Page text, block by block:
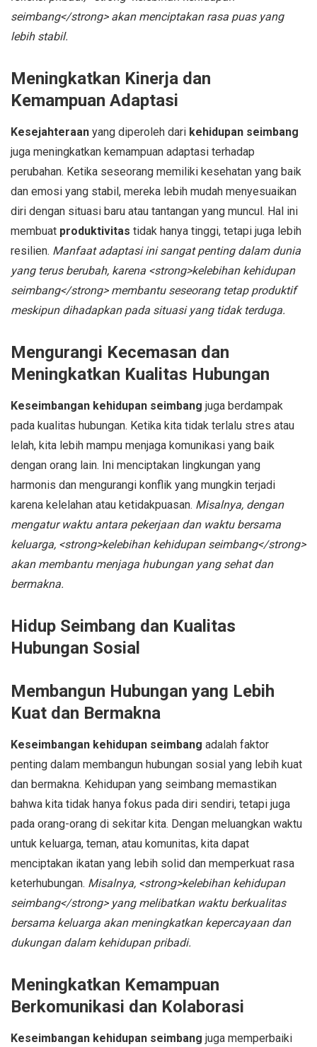
seimbang</strong> akan menciptakan rasa puas yang
lebih stabil.
Meningkatkan Kinerja dan
Kemampuan Adaptasi
Kesejahteraan yang diperoleh dari kehidupan seimbang
juga meningkatkan kemampuan adaptasi terhadap
perubahan. Ketika seseorang memiliki kesehatan yang baik
dan emosi yang stabil, mereka lebih mudah menyesuaikan
diri dengan situasi baru atau tantangan yang muncul. Hal ini
membuat produktivitas tidak hanya tinggi, tetapi juga lebih
resilien. Manfaat adaptasi ini sangat penting dalam dunia
yang terus berubah, karena <strong>kelebihan kehidupan
seimbang</strong> membantu seseorang tetap produktif
meskipun dihadapkan pada situasi yang tidak terduga.
Mengurangi Kecemasan dan
Meningkatkan Kualitas Hubungan
Keseimbangan kehidupan seimbang juga berdampak
pada kualitas hubungan. Ketika kita tidak terlalu stres atau
lelah, kita lebih mampu menjaga komunikasi yang baik
dengan orang lain. Ini menciptakan lingkungan yang
harmonis dan mengurangi konflik yang mungkin terjadi
karena kelelahan atau ketidakpuasan. Misalnya, dengan
mengatur waktu antara pekerjaan dan waktu bersama
keluarga, <strong>kelebihan kehidupan seimbang</strong>
akan membantu menjaga hubungan yang sehat dan
bermakna.
Hidup Seimbang dan Kualitas
Hubungan Sosial
Membangun Hubungan yang Lebih
Kuat dan Bermakna
Keseimbangan kehidupan seimbang adalah faktor
penting dalam membangun hubungan sosial yang lebih kuat
dan bermakna. Kehidupan yang seimbang memastikan
bahwa kita tidak hanya fokus pada diri sendiri, tetapi juga
pada orang-orang di sekitar kita. Dengan meluangkan waktu
untuk keluarga, teman, atau komunitas, kita dapat
menciptakan ikatan yang lebih solid dan memperkuat rasa
keterhubungan. Misalnya, <strong>kelebihan kehidupan
seimbang</strong> yang melibatkan waktu berkualitas
bersama keluarga akan meningkatkan kepercayaan dan
dukungan dalam kehidupan pribadi.
Meningkatkan Kemampuan
Berkomunikasi dan Kolaborasi
Keseimbangan kehidupan seimbang juga memperbaiki